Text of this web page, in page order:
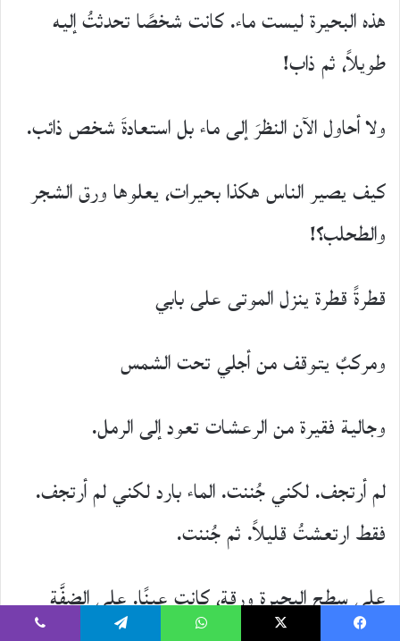
هذه البحيرة ليست ماء. كانت شخصًا تحدثتُ إليه
طويلاً، ثم ذاب!
ولا أحاول الآن النظرَ إلى ماء بل استعادةَ شخص ذائب.
كيف يصير الناس هكذا بحيرات، يعلوها ورق الشجر
والطحلب؟!
قطرةً قطرة ينزل الموتى على بابي
ومركبٌ يتوقف من أجلي تحت الشمس
وجالية فقيرة من الرعشات تعود إلى الرمل.
لم أرتجف. لكني جُننت. الماء بارد لكني لم أرتجف.
فقط ارتعشتُ قليلاً. ثم جُننت.
على سطح البحيرة ورقة، كانت عينًا. على الضفَّة